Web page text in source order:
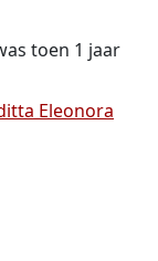
toen 1 jaar
Eleonora